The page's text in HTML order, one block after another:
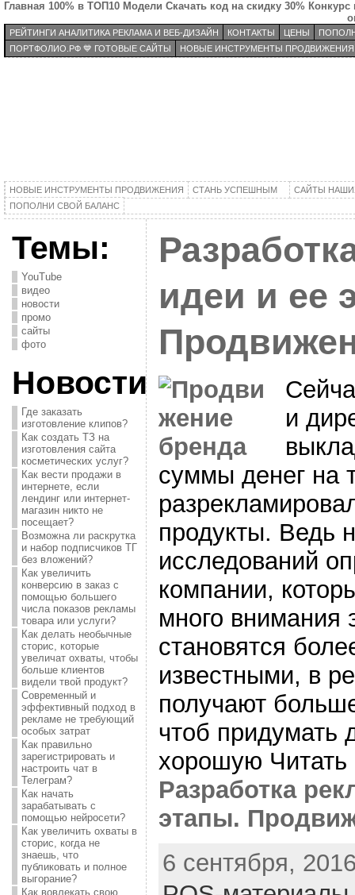
Главная 100% в ТОП10 Модели Скачать код на скидку 30% Конкурс
РЕЙТИНГИ АНАЛИТИКА РЕКЛАМА И ВЕБ-ДИЗАЙН КОНТАКТЫ ЦЕНЫ
ПОРТФОЛИО.РФ 💙 ГОТОВЫЕ САЙТЫ
НОВЫЕ ИНСТРУМЕНТЫ ПРОДВИЖЕНИЯ
НОВЫЕ ИНСТРУМЕНТЫ ПРОДВИЖЕНИЯ СТАНЬ УСПЕШНЫМ
САЙТЫ
ПОПОЛНИ СВОЙ БАЛАНС
Темы:
YouTube
видео
новости
промо
сайты
фото
Новости
Где заказать
изготовление клипов?
Как создать ТЗ на
изготовления сайта
косметических услуг?
Как вести продажи в
интернете, если
лендинг или интернет-
магазин никто не
посещает?
Возможна ли раскрутка
и набор подписчиков ТГ
без вложений?
Как увеличить
конверсию в заказ с
помощью большего
числа показов рекламы
товара или услуги?
Как делать необычные
сторис, которые
увеличат охваты, чтобы
больше клиентов
видели твой продукт?
Современный и
эффективный подход в
рекламе не требующий
особых затрат
Как правильно
зарегистрировать и
настроить чат в
Телеграм?
Как начать
зарабатывать с
помощью нейросети?
Как увеличить охваты в
сторис, когда не
знаешь, что
публиковать и полное
выгорание?
Как вовлекать свою
идеи и ее
и
суммы денег на
продукты. Ведь
исследований
компании,
много внимания
становятся
известными, в
получают
чтоб придумать
хорошую Читать
Разработка
этапы.
6 сентября,